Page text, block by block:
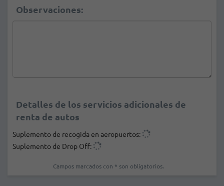
Observaciones:
Detalles de los servicios adicionales de
renta de autos
Suplemento de recogida en aeropuertos:
Suplemento de Drop Off:
Campos marcados con * son obligatorios.